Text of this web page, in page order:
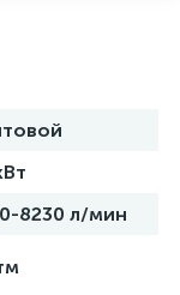
8230 л/мин